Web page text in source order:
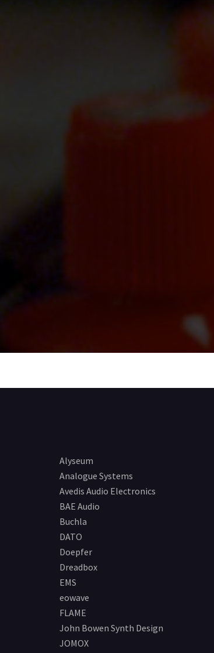
Alyseum
Analogue Systems
Avedis Audio Electronics
BAE Audio
Buchla
DATO
Doepfer
Dreadbox
EMS
eowave
FLAME
John Bowen Synth Design
JOMOX